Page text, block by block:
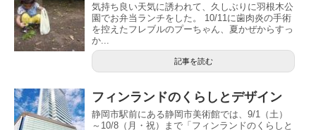
気持ち良い天気に誘われて、久しぶりに羽根木公
園でお弁当ランチをした。 10/11に歯肉炎の手術
を控えたフレブルのプーちゃん、夏かぜからすっ
か...
記事を読む
フィンランドのくらしとデザイン
静岡市駅前にある静岡市美術館では、9/1（土）
～10/8（月・祝）まで「フィンランドのくらしと